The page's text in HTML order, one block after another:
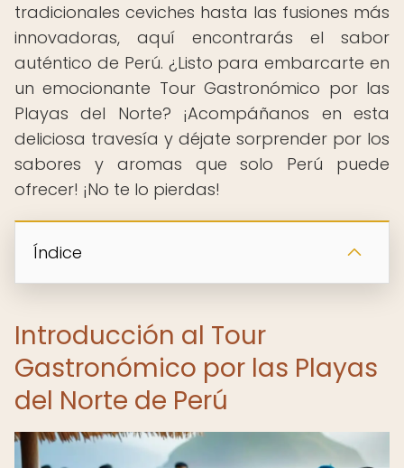
tradicionales ceviches hasta las fusiones más
innovadoras, aquí encontrarás el sabor
auténtico de Perú. ¿Listo para embarcarte en
un emocionante Tour Gastronómico por las
Playas del Norte? ¡Acompáñanos en esta
deliciosa travesía y déjate sorprender por los
sabores y aromas que solo Perú puede
ofrecer! ¡No te lo pierdas!
Índice
Introducción al Tour
Gastronómico por las Playas
del Norte de Perú